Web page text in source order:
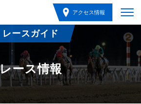
アクセス情報
レースガイド
ース情報